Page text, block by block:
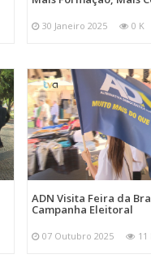
30 Janeiro 2025 0 K
ADN Visita Feira da
Campanha Eleitoral
07 Outubro 2025 11